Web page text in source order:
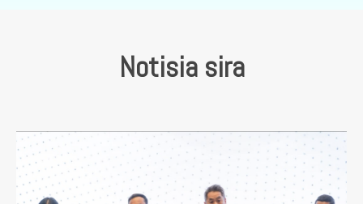
Notisia sira